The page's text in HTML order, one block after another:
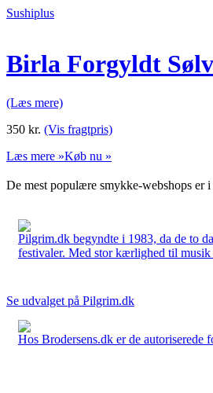
Sushiplus
Birla Forgyldt
(Læs mere)
350 kr. (Vis fragtpris)
Læs mere »Køb nu »
De mest populære smykke-webshops er
Pilgrim.dk begyndte i 1983, da de to
festivaler. Med stor kærlighed til musik
Se udvalget på Pilgrim.dk
Hos Brodersens.dk er de autoriserede